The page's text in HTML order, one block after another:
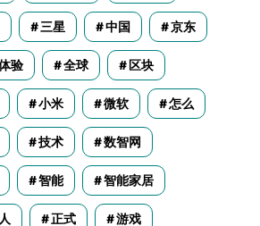
三星 中国 京东
验 全球 区块
小米 微软 怎么
技术 数智网
智能 智能家居
正式 游戏